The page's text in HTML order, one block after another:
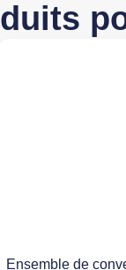
Ensemble de